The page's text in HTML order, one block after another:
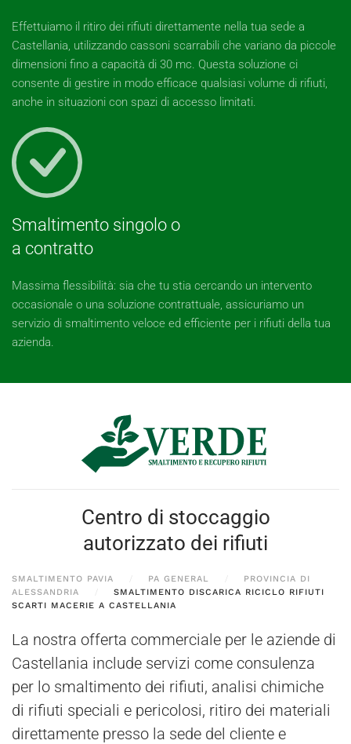
Effettuiamo il ritiro dei rifiuti direttamente nella tua sede a
Castellania, utilizzando cassoni scarrabili che variano da piccole
dimensioni fino a capacità di 30 mc. Questa soluzione ci
consente di gestire in modo efficace qualsiasi volume di rifiuti,
anche in situazioni con spazi di accesso limitati.
Smaltimento singolo o
a contratto
Massima flessibilità: sia che tu stia cercando un intervento
occasionale o una soluzione contrattuale, assicuriamo un
servizio di smaltimento veloce ed efficiente per i rifiuti della tua
azienda.
Centro di stoccaggio
autorizzato dei rifiuti
SMALTIMENTO PAVIA PA GENERAL
PROVINCIA DI
ALESSANDRIA
SMALTIMENTO DISCARICA RICICLO RIFIUTI
SCARTI MACERIE A CASTELLANIA
La nostra offerta commerciale per le aziende di
Castellania include servizi come consulenza
per lo smaltimento dei rifiuti, analisi chimiche
di rifiuti speciali e pericolosi, ritiro dei materiali
direttamente presso la sede del cliente e